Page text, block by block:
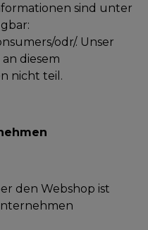
sind unter
odr/. Unser
diesem
nicht teil.
Webshop ist